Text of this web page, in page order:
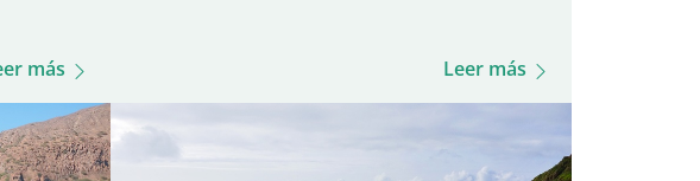
más
Leer más